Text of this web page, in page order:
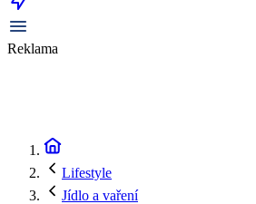
Reklama
Lifestyle
Jídlo a vaření